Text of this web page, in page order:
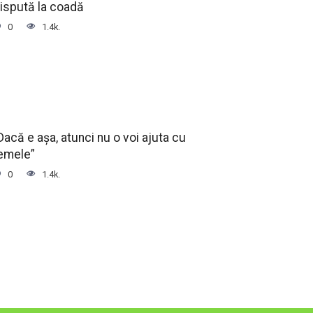
la coadă
0 1.4k.
e așa, atunci nu o voi ajuta cu
0 1.4k.